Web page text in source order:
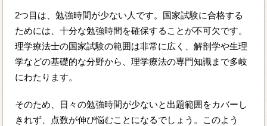
2つ目は、勉強時間が少ない人です。国家試験に合格する
ためには、十分な勉強時間を確保することが不可欠です。
理学療法士の国家試験の範囲は非常に広く、解剖学や生理
学などの基礎的な分野から、理学療法の専門知識まで多岐
にわたります。
そのため、日々の勉強時間が少ないと出題範囲をカバーし
きれず、点数が伸び悩むことになるでしょう。このよう